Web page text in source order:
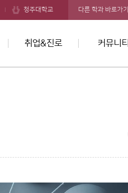
청주대학교 다른 학과 바로가기
취업&진로 커뮤니티